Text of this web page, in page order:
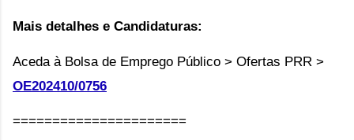
Mais detalhes e Candidaturas:
Aceda à Bolsa de Emprego Público > Ofertas PRR >
OE202410/0756
======================